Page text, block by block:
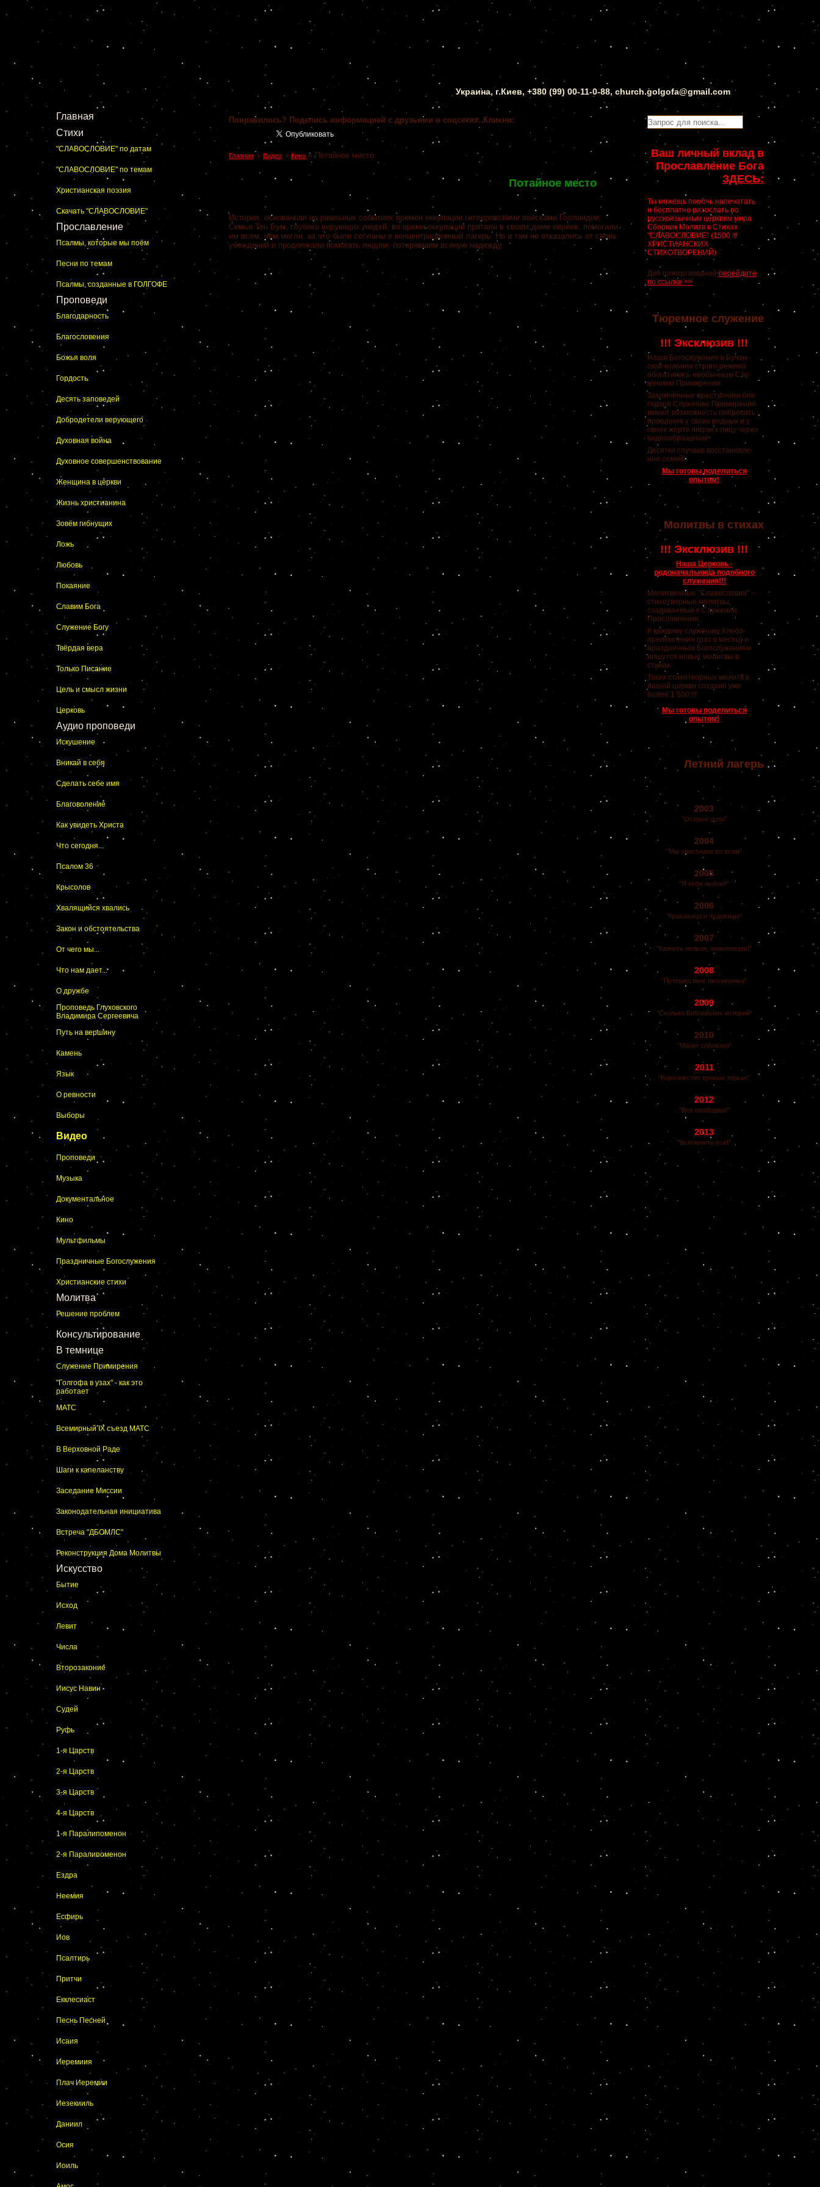
Украина, г.Киев, +380 (99) 00-11-0-88, church.golgofa@gmail.com
Главная
Стихи
"СЛАВОСЛОВИЕ" по датам
"СЛАВОСЛОВИЕ" по темам
Христианская поэзия
Скачать "СЛАВОСЛОВИЕ"
Прославление
Псалмы, которые мы поём
Песни по темам
Псалмы, созданные в ГОЛГОФЕ
Проповеди
Благодарность
Благословения
Божья воля
Гордость
Десять заповедей
Добродетели верующего
Духовная война
Духовное совершенствование
Женщина в церкви
Жизнь христианина
Зовём гибнущих
Ложь
Любовь
Покаяние
Славим Бога
Служение Богу
Твёрдая вера
Только Писание
Цель и смысл жизни
Церковь
Аудио проповеди
Искушение
Вникай в себя
Сделать себе имя
Благоволение
Как увидеть Христа
Что сегодня...
Псалом 36
Крысолов
Хвалящийся хвались
Закон и обстоятельства
От чего мы...
Что нам дает...
О дружбе
Проповедь Глуховского
Владимира Сергеевича
Путь на вершину
Камень
Язык
О ревности
Выборы
Видео
Проповеди
Музыка
Документальное
Кино
Мультфильмы
Праздничные Богослужения
Христианские стихи
Молитва
Решение проблем
Консультирование
В темнице
Служение Примирения
"Голгофа в узах" - как это
работает
МАТС
Всемирный IX съезд МАТС
В Верховной Раде
Шаги к капеланству
Заседание Миссии
Законодательная инициатива
Встреча "ДБОМЛС"
Реконструкция Дома Молитвы
Искусство
Бытие
Исход
Левит
Числа
Второзаконие
Иисус Навин
Судей
Руфь
1-я Царств
2-я Царств
3-я Царств
4-я Царств
1-я Паралипоменон
2-я Паралипоменон
Ездра
Неемия
Есфирь
Иов
Псалтирь
Притчи
Екклесиаст
Песнь Песней
Исаия
Иеремиия
Плач Иеремии
Иезекииль
Даниил
Осия
Иоиль
Понравилось? Поделись информацией с друзьями в соцсетях. Кликни:
Главная » Видео » Кино »Потайное место
Потайное место
История, основанная на реальных событиях времён оккупации гитлеровскими войсками Голландии.
Семья Тен Бум, глубоко верующих людей, во время оккупации прятали в своем доме евреев, помогали
им всем, чем могли, за что были сосланы в концентрационный лагерь. Но и там не отказались от своих
убеждений и продолжали помогать людям, потерявшим всякую надежду.
Ваш личный вклад в
Прославление Бога
ЗДЕСЬ:
Ты можешь помочь напечатать
и бесплатно разослать по
русскоязычным церквям мира
Сборник Молитв в Стихах
"СЛАВОСЛОВИЕ" (1500 !!!
ХРИСТИАНСКИХ
СТИХОТВОРЕНИЙ)
Для пожертвованийперейдите
по ссылке >>
Тюремное служение
!!! Эксклюзив !!!
Наши Богослужения в Бучан-
ской колонии строго режима
обогатились необычным Слу-
жением Примирения.
Заключённые преступники бла-
годаря Служению Примирения
имеют возможность попросить
прощения у своих родных и у
своих жертв лицом к лицу через
видеообращение.
Десятки случаев восстановле-
ния семей!
Мы готовы поделиться
опытом!
Молитвы в стихах
!!! Эксклюзив !!!
Наша Церковь -
родоначальница подобного
служения!!!
Молитвенные "Славословия" –
стихотворные молитвы,
создаваемые в Служении
Прославления.
К каждому служению Хлебо-
преломления (раз в месяц) и
праздничным Богослужениям
пишутся новые молитвы в
стихах.
Таких стихотворных молитв в
нашей церкви создано уже
более 1 500 !!!
Мы готовы поделиться
опытом!
Летний лагерь
2003
"Острые углы"
2004
"Мы христиане во всем"
2005
"Я тебя люблю!"
2006
"Красавица и чудовище"
2007
"Казнить нельзя, помиловать!"
2008
"Путешествие пиллигрима"
2009
"Сколько Библейских историй"
2010
"Магия соблазна"
2011
"Королевство кривых зеркал"
2012
"Все свободны!"
2013
"Вспомнить всё!"